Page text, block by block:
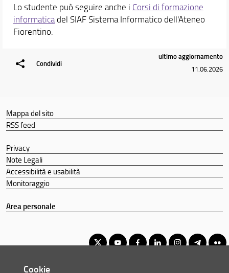
Conoscenze informatiche
Orientamento
Stage e tirocini
Collezioni fotografiche di storia dell'arte
Lo studente può seguire anche i Corsi di formazione
informaticadel SIAF Sistema Informatico dell'Ateneo
Fiorentino.
Condividi
ultimo aggiornamento
11.06.2026
Mappa del sito
RSS feed
Privacy
Note Legali
Accessibilità e usabilità
Monitoraggio
Area personale
Cookie